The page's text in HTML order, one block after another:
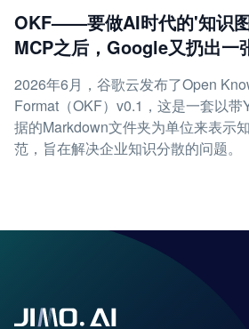
OKF——要做AI时代的'知识
MCP之后，Google又扔出一
2026年6月，谷歌云发布了Open
Format（OKF）v0.1，这是一套以带
据的Markdown文件夹为单位来表示
范，旨在解决企业知识分散的问题。